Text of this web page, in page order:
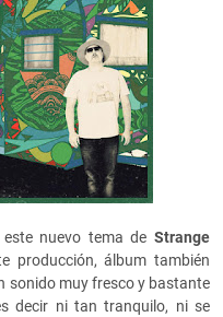
nuevo tema de Strange
producción, álbum también
sonido muy fresco y bastante
decir ni tan tranquilo, ni se